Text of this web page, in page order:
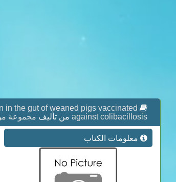
in the gut of weaned pigs vaccinated
against colibacillosis من تأليف مجموعة
معلومات الكتاب